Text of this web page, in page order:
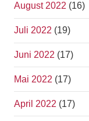
August 2022 (16)
Juli 2022 (19)
Juni 2022 (17)
Mai 2022 (17)
April 2022 (17)